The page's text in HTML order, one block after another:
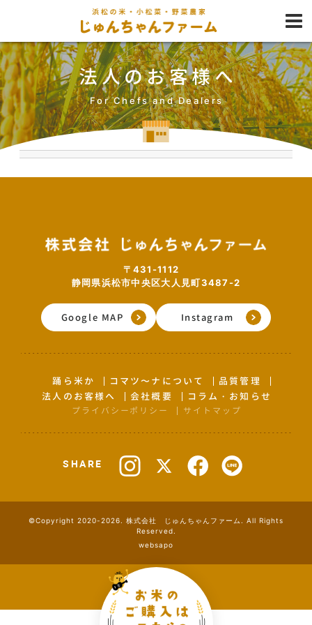
法人のお客様へ
For Chefs and Dealers
〒431-1112
静岡県浜松市中央区大人見町3487-2
Google MAP Instagram
踊ら米か コマツ〜ナについて
品質管理
法人のお客様へ
会社概要 コラム・お知らせ
プライバシーポリシー サイトマップ
SHARE
©Copyright 2020-2026. 株式会社 じゅんちゃんファーム. All Rights
Reserved.
websapo